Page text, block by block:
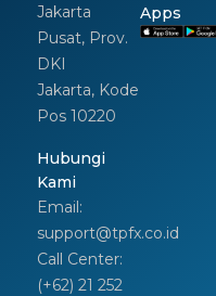
Jakarta
Pusat, Prov.
DKI
Jakarta, Kode
Pos 10220
Hubungi
Kami
Email:
support@tpfx.co.id
Call Center:
(+62) 21 252
Apps